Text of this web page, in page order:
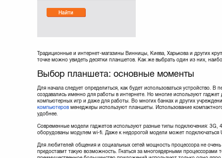
Найти
Традиционные и интернет-магазины Винницы, Киева, Харькова и других
точке можно увидеть десятки планшетов. Как же выбрать один из них,
Выбор планшета: основные моменты
Для начала следует определиться, как будет использоваться устройство. В
создавались именно для работы в интернете. Но многие используют
компьютерных игр и даже для работы. Во многих банках и других
компьютеров менеджеры используют планшеты. Использование
удобнее.
Современные модели гаджетов используют разные типы подключения: 3G,
оборудованы модулем wi-fi. Даже к недорогой модели может подключаться
Для любителей общения и социальных сетей мощность процессора не
предоставит такую возможность. Гнаться за многоядерными процессорами